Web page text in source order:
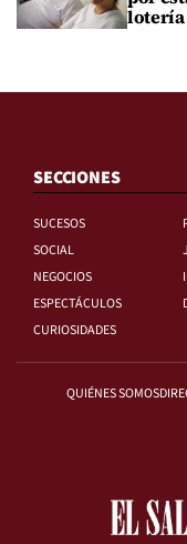
lotería
SECCIONES
SUCESOS
SOCIAL
NEGOCIOS
ESPECTÁCULOS
CURIOSIDADES
QUIÉNES SOMOS